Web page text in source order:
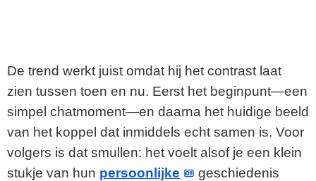
De trend werkt juist omdat hij het contrast laat
zien tussen toen en nu. Eerst het beginpunt—een
simpel chatmoment—en daarna het huidige beeld
van het koppel dat inmiddels echt samen is. Voor
volgers is dat smullen: het voelt alsof je een klein
stukje van hun persoonlijke
geschiedenis